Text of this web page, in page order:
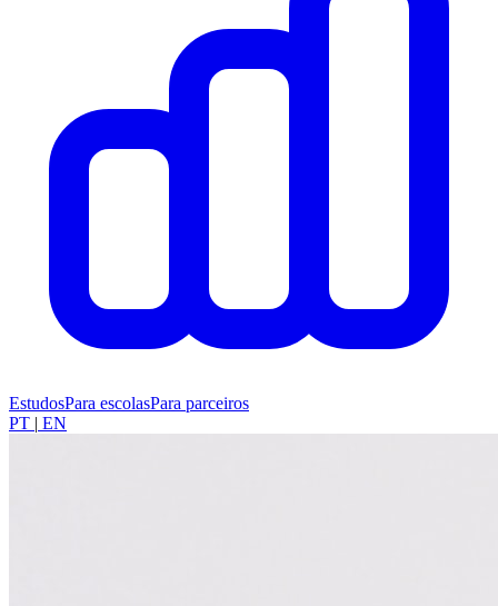
EstudosPara escolasPara parceiros
PT | EN